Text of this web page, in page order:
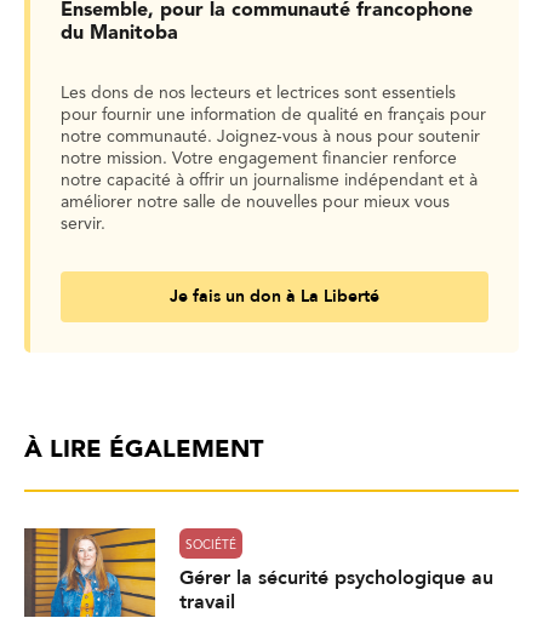
Ensemble, pour la communauté francophone
du Manitoba
Les dons de nos lecteurs et lectrices sont essentiels
pour fournir une information de qualité en français pour
notre communauté. Joignez-vous à nous pour soutenir
notre mission. Votre engagement financier renforce
notre capacité à offrir un journalisme indépendant et à
améliorer notre salle de nouvelles pour mieux vous
servir.
Je fais un don à La Liberté
À LIRE ÉGALEMENT
SOCIÉTÉ
Gérer la sécurité psychologique au
travail